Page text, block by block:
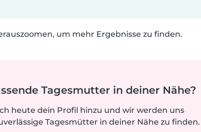
um mehr Ergebnisse zu finden.
Tagesmutter in deiner Nähe?
heute dein Profil hinzu und wir werden uns
Tagesmütter in deiner Nähe zu finden.